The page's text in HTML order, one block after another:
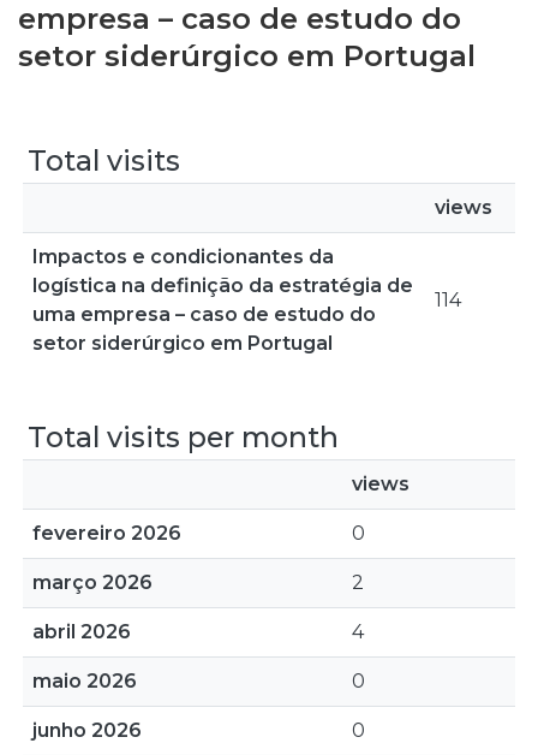
empresa – caso de estudo do
setor siderúrgico em Portugal
Total visits
views
Impactos e condicionantes da
logística na definição da estratégia de
uma empresa – caso de estudo do
setor siderúrgico em Portugal
114
Total visits per month
views
fevereiro 2026 0
março 2026 2
abril 2026 4
maio 2026 0
junho 2026 0